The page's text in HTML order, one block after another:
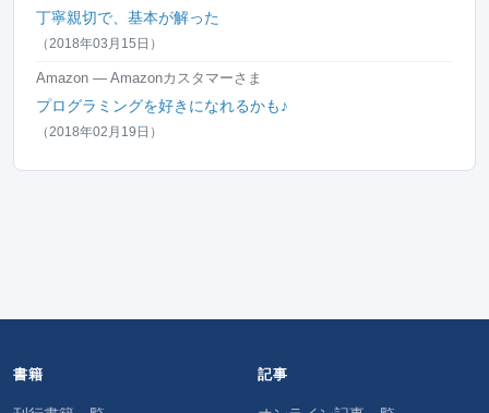
丁寧親切で、基本が解った
（2018年03月15日）
Amazon — Amazonカスタマーさま
プログラミングを好きになれるかも♪
（2018年02月19日）
書籍 記事